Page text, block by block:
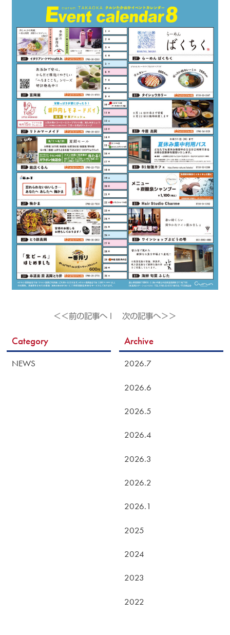
＜＜前の記事へ l次の記事へ＞＞
Category
NEWS
Archive
2026.7
2026.6
2026.5
2026.4
2026.3
2026.2
2026.1
2025
2024
2023
2022